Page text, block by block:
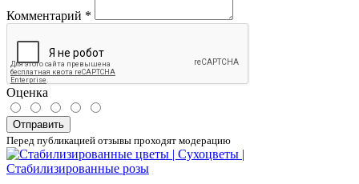
Комментарий *
Оценка
Отправить
Перед публикацией отзывы проходят модерацию